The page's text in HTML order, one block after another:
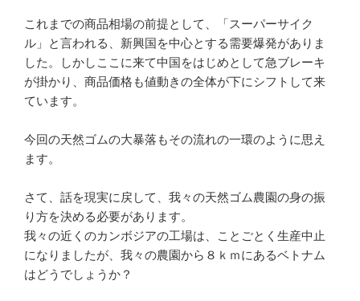
これまでの商品相場の前提として、「スーパーサイク
ル」と言われる、新興国を中心とする需要爆発がありま
した。しかしここに来て中国をはじめとして急ブレーキ
が掛かり、商品価格も値動きの全体が下にシフトして来
ています。
今回の天然ゴムの大暴落もその流れの一環のように思え
ます。
さて、話を現実に戻して、我々の天然ゴム農園の身の振
り方を決める必要があります。
我々の近くのカンボジアの工場は、ことごとく生産中止
になりましたが、我々の農園から８ｋｍにあるベトナム
はどうでしょうか？